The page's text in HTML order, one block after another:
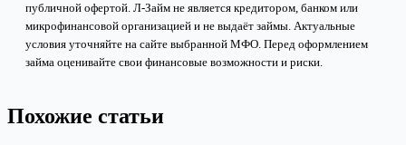
публичной офертой. Л-Займ не является кредитором, банком или
микрофинансовой организацией и не выдаёт займы. Актуальные
условия уточняйте на сайте выбранной МФО. Перед оформлением
займа оценивайте свои финансовые возможности и риски.
Похожие статьи